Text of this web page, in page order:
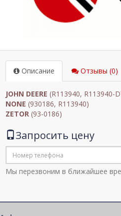
Описание Отзывы (0)
JOHN DEERE (R113940, R113940-
NONE (930186, R113940)
ZETOR (93-0186)
Запросить цену
Мы перезвоним в ближайшее